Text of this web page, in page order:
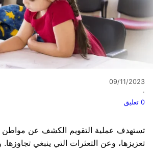
09/11/2023
·
0 تعليق
تستهدف عملية التقويم الكشف عن مواطن
تعزيزها، وعن التعثرات التي ينبغي